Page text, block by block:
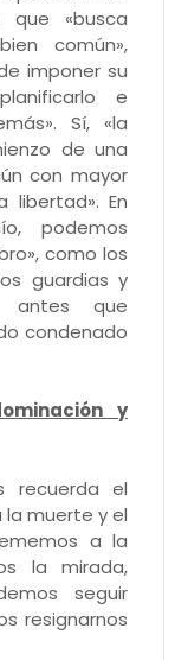
«busca
común»,
imponer su
e
Sí, «la
de una
con mayor
En
podemos
como los
guardias y
antes que
condenado
y
recuerda el
muerte y el
a la
la mirada,
seguir
resignarnos